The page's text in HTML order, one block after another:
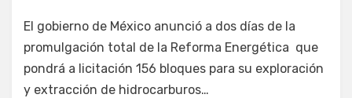
por Enrique
El gobierno de México anunció a dos días de la
promulgación total de la Reforma Energética que
pondrá a licitación 156 bloques para su exploración
y extracción de hidrocarburos…